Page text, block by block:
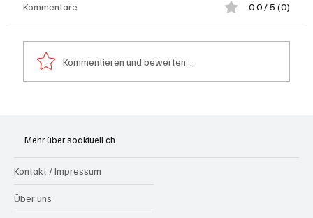
aufrütteln
Kommentare 0.0 / 5 (0)
Kommentieren und bewerten...
Mehr über soaktuell.ch
Kontakt / Impressum
Über uns